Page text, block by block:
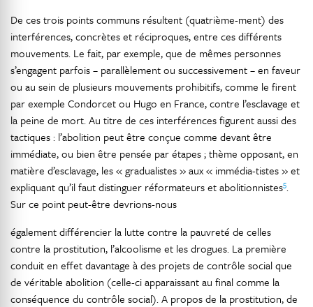
De ces trois points communs résultent (quatrième-ment) des
interférences, concrètes et réciproques, entre ces différents
mouvements. Le fait, par exemple, que de mêmes personnes
s’engagent parfois – parallèlement ou successivement – en faveur
ou au sein de plusieurs mouvements prohibitifs, comme le firent
par exemple Condorcet ou Hugo en France, contre l’esclavage et
la peine de mort. Au titre de ces interférences figurent aussi des
tactiques : l’abolition peut être conçue comme devant être
immédiate, ou bien être pensée par étapes ; thème opposant, en
matière d’esclavage, les « gradualistes » aux « immédia-tistes » et
expliquant qu’il faut distinguer réformateurs et abolitionnistes5.
Sur ce point peut-être devrions-nous
également différencier la lutte contre la pauvreté de celles
contre la prostitution, l’alcoolisme et les drogues. La première
conduit en effet davantage à des projets de contrôle social que
de véritable abolition (celle-ci apparaissant au final comme la
conséquence du contrôle social). A propos de la prostitution, de